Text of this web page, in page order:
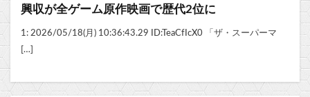
興収が全ゲーム原作映画で歴代2位に
1: 2026/05/18(月) 10:36:43.29 ID:TeaCfIcX0 「ザ・スーパーマ
[…]